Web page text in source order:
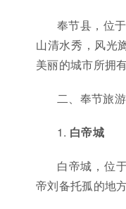
奉节县，位
山清水秀，风光
美丽的城市所拥
二、奉节旅
1. 白帝城
白帝城，位
帝刘备托孤的地